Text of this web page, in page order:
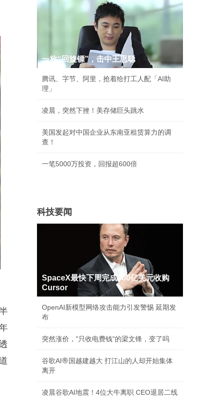
一枚“回旋镖”，击中王思聪
腾讯、字节、阿里，抢着给打工人配「AI助
理」
凌晨，突然下挫！美存储巨头跳水
美国发起对中国企业从东南亚租赁算力的调
查！
一笔5000万投资，回报超600倍
科技要闻
SpaceX最快下周完成600亿美元收购
Cursor
OpenAI新模型网络攻击能力引发警惕 延期发
布
突然涨价，"只收电费钱"的梁文锋，变了吗
谷歌AI帝国越建越大 打江山的人却开始集体
离开
凌晨谷歌AI地震！4位大牛离职 CEO退居二线